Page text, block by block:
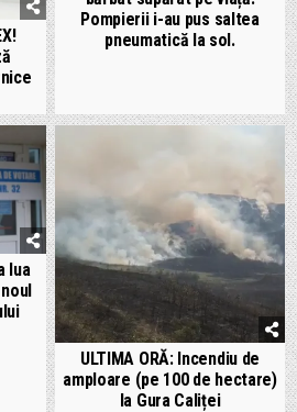
Pompierii i-au pus saltea
pneumatică la sol.
lua
ULTIMA ORĂ: Incendiu de
amploare (pe 100 de hectare)
la Gura Caliței